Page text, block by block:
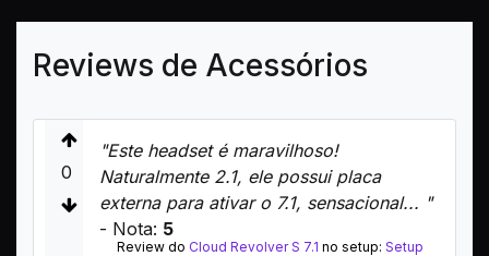
Reviews de Acessórios
0
"Este headset é maravilhoso!
Naturalmente 2.1, ele possui placa
externa para ativar o 7.1, sensacional... "
- Nota: 5
Review do Cloud Revolver S 7.1 no setup: Setup